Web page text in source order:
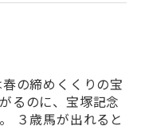
の締めくくりの宝
るのに、宝塚記念
３歳馬が出れると